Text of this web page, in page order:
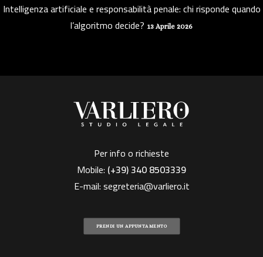
Intelligenza artificiale e responsabilità penale: chi risponde quando
l’algoritmo decide? 13 Aprile 2026
Per info o richieste
Mobile: (+39)340 8503339
E-mail:segreteria@varliero.it
PRENDI UN APPUNTAMENTO